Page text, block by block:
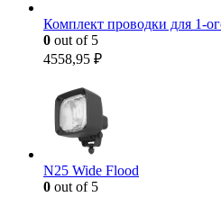
Комплект проводки для 1-
0 out of 5
4558,95 ₽
N25 Wide Flood
0 out of 5